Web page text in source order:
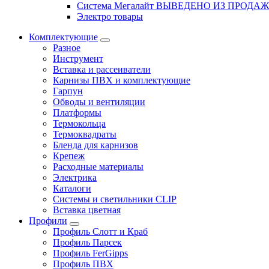
Система Мегалайт ВЫВЕДЕНО ИЗ
Электро товары
Комплектующие
Разное
Инструмент
Вставка и рассеиватели
Карнизы ПВХ и комплектующие
Гарпун
Обводы и вентиляции
Платформы
Термокольца
Термоквадраты
Бленда для карнизов
Крепеж
Расходные материалы
Электрика
Каталоги
Системы и светильники CLIP
Вставка цветная
Профили
Профиль Слотт и Краб
Профиль Парсек
Профиль FerGipps
Профиль ПВХ